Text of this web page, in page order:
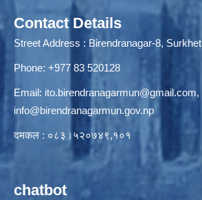
Contact Details
Street Address : Birendranagar-8, Surkhet
Phone: +977 83 520128
Email: ito.birendranagarmun@gmail.com,
info@birendranagarmun.gov.np
दमकल : ०८३।५२०७४९,१०१
chatbot